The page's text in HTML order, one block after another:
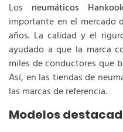
Los neumáticos
importante en el mercado
años. La calidad y el
ayudado a que la marca
miles de conductores que
Así, en las tiendas de
las marcas de referencia.
Modelos